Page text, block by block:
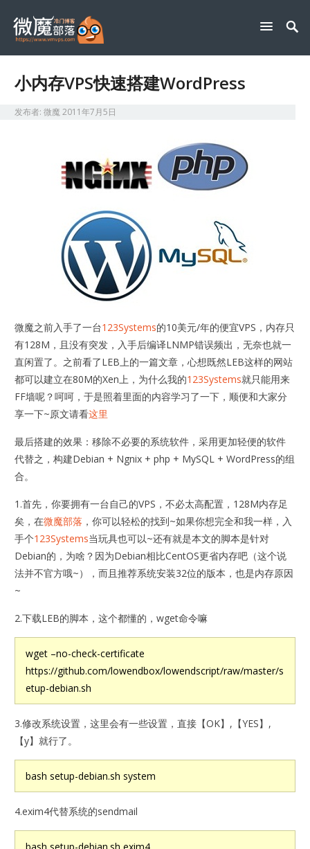
小内存VPS快速搭建WordPress
发布者:微魔2011年7月5日
微魔之前入手了一台123Systems的10美元/年的便宜VPS，内存只
有128M，且没有突发，入手后编译LNMP错误频出，无奈也就一
直闲置了。之前看了LEB上的一篇文章，心想既然LEB这样的网站
都可以建立在80M的Xen上，为什么我的123Systems就只能用来
FF墙呢？呵呵，于是照着里面的内容学习了一下，顺便和大家分
享一下~原文请看这里
最后搭建的效果：移除不必要的系统软件，采用更加轻便的软件
代替之，构建Debian + Ngnix + php + MySQL + WordPress的组
合。
1.首先，你要拥有一台自己的VPS，不必太高配置，128M内存足
矣，在微魔部落 ，你可以轻松的找到~如果你想完全和我一样，入
手个123Systems当玩具也可以~还有就是本文的脚本是针对
Debian的，为啥？因为Debian相比CentOS更省内存吧（这个说
法并不官方哦~），而且推荐系统安装32位的版本，也是内存原因
~
2.下载LEB的脚本，这个都懂的，wget命令嘛
wget –no-check-certificate
https://github.com/lowendbox/lowendscript/raw/master/s
etup-debian.sh
3.修改系统设置，这里会有一些设置，直接【OK】,【YES】,
【y】就行了。
bash setup-debian.sh system
4.exim4代替系统的sendmail